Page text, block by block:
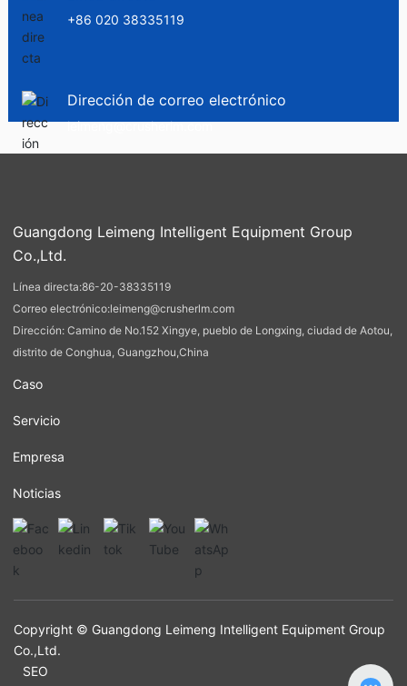
+86 020 38335119
Dirección de correo electrónico
leimeng@crusherlm.com
Guangdong Leimeng Intelligent Equipment Group
Co.,Ltd.
Línea directa:86-20-38335119
Correo electrónico:leimeng@crusherlm.com
Dirección: Camino de No.152 Xingye, pueblo de Longxing, ciudad de Aotou,
distrito de Conghua, Guangzhou,China
Caso
Servicio
Empresa
Noticias
Copyright © Guangdong Leimeng Intelligent Equipment Group
Co.,Ltd.
SEO